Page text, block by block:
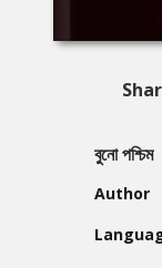
বুনো পশ্চিম
Author